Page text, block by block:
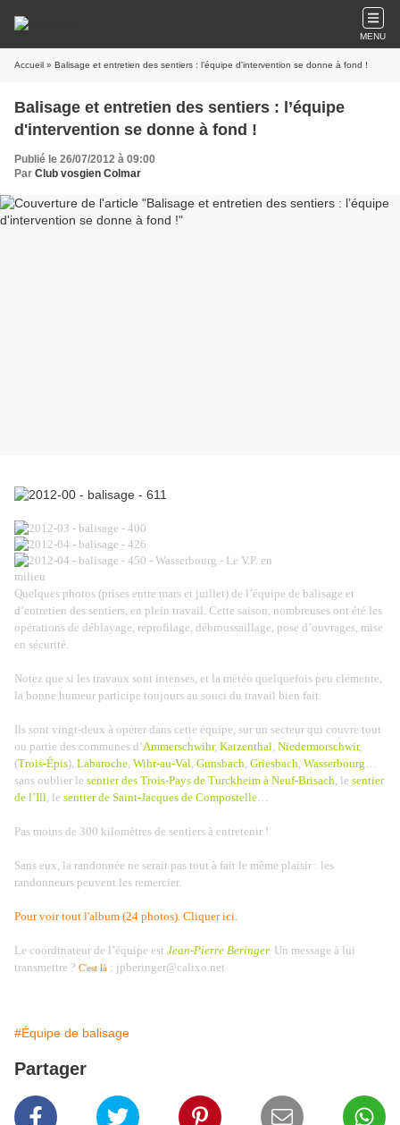
MENU
Accueil » Balisage et entretien des sentiers : l’équipe d'intervention se donne à fond !
Balisage et entretien des sentiers : l’équipe
d'intervention se donne à fond !
Publié le 26/07/2012 à 09:00
Par Club vosgien Colmar
Quelques photos (prises entre mars et juillet) de l’équipe de balisage et
d’entretien des sentiers, en plein travail. Cette saison, nombreuses ont été les
opérations de déblayage, reprofilage, débroussaillage, pose d’ouvrages, mise
en sécurité.
Notez que si les travaux sont intenses, et la météo quelquefois peu clémente,
la bonne humeur participe toujours au souci du travail bien fait.
Ils sont vingt-deux à opérer dans cette équipe, sur un secteur qui couvre tout
ou partie des communes d’Ammerschwihr, Katzenthal, Niedermorschwir,
(Trois-Épis), Labaroche, Wihr-au-Val, Gunsbach, Griesbach, Wasserbourg…
sans oublier le sentier des Trois-Pays de Turckheim à Neuf-Brisach, le sentier
de l’Ill, le sentier de Saint-Jacques de Compostelle…
Pas moins de 300 kilomètres de sentiers à entretenir !
Sans eux, la randonnée ne serait pas tout à fait le même plaisir : les
randonneurs peuvent les remercier.
Pour voir tout l'album (24 photos). Cliquer ici.
Le coordinateur de l’équipe est Jean-Pierre Beringer. Un message à lui
transmettre ? C'est là : jpberinger@calixo.net
#Équipe de balisage
Partager